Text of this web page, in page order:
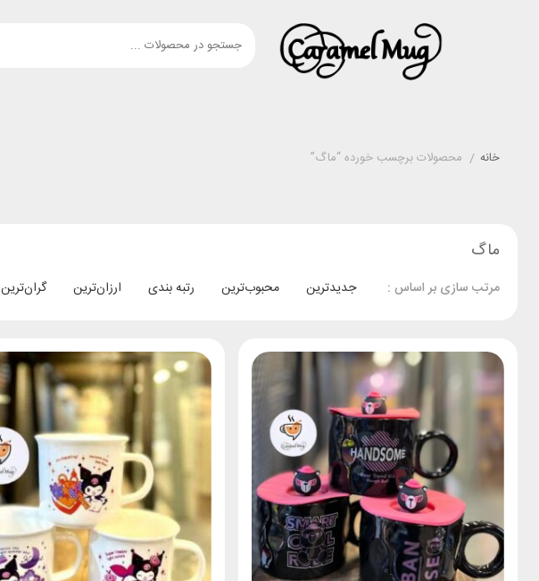
خانه / محصولات برچسب خورده “ماگ”
ماگ
مرتب سازی بر اساس : جدیدترین محبوب‌ترین رتبه بندی ارزان‌ترین گران‌ترین